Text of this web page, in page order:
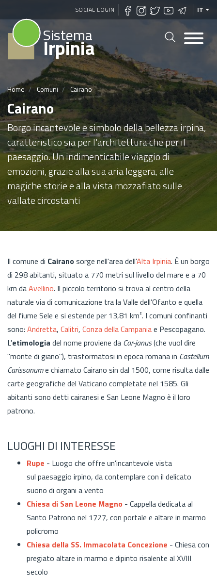
Salta
al
SOCIAL LOGIN IT
Sistema
Irpinia
Home Comuni Cairano
Cairano
Borgo incantevole e simbolo della bellezza irpina,
caratteristico sia per l'architettura che per il
paesaggio. Un indimenticabile viaggio di
emozioni, grazie alla sua aria leggera, alle
magiche storie e alla vista mozzafiato sulle
vallate circostanti
Il comune di Cairanosorge nell'area dell'Alta Irpinia. È un borgo
di 298 abitanti, situato a 770 metri sul livello del mare e a 70
km daAvellino. Il piccolo territorio si trova al centro della
naturale via di comunicazione tra la Valle dell’Ofanto e quella
del fiume Sele e si estende per 13,81 km². I comuni confinanti
sono: Andretta, Calitri, Conza della Campaniae Pescopagano.
L'etimologia del nome proviene da Car-janus(che vuol dire
"monte di giano"), trasformatosi in epoca romana in Castellum
Carissanume chiamato Cairano sin dal 1500, come risulta dalle
carte geografiche del Vaticano completate nel 1585. Gli
abitanti sono detti cairanesi e San Leone Magno è il loro
patrono.
LUOGHI DI INTERESSE
Rupe - Luogo che offre un'incantevole vista
sul paesaggio irpino, da contemplare con il delicato
suono di organi a vento
Chiesa di San Leone Magno - Cappella dedicata al
Santo Patrono nel 1727, con portale e altare in marmo
policromo
Chiesa della SS. Immacolata Concezione - Chiesa con
pregiato altare in marmo e dipinto risalente al XVIII
secolo